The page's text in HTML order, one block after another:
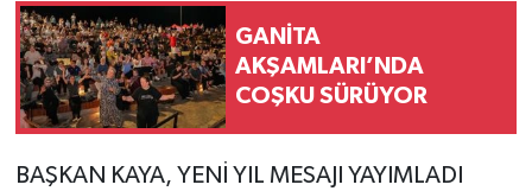
GANİTA
AKŞAMLARI’NDA
COŞKU SÜRÜYOR
BAŞKAN KAYA, YENİ YIL MESAJI YAYIMLADI